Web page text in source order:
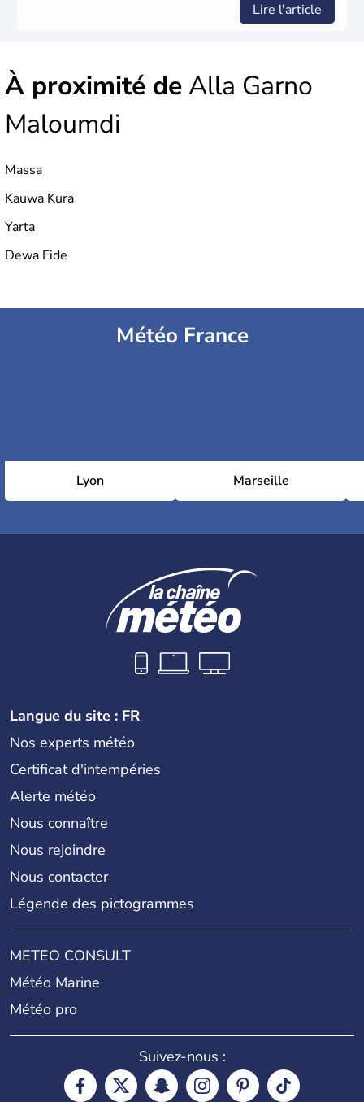
Lire l'article
À proximité deAlla Garno
Maloumdi
Massa
Kauwa Kura
Yarta
Dewa Fide
Météo France
Lyon Marseille
Langue du site : FR
Nos experts météo
Certificat d'intempéries
Alerte météo
Nous connaître
Nous rejoindre
Nous contacter
Légende des pictogrammes
METEO CONSULT
Météo Marine
Météo pro
Suivez-nous :